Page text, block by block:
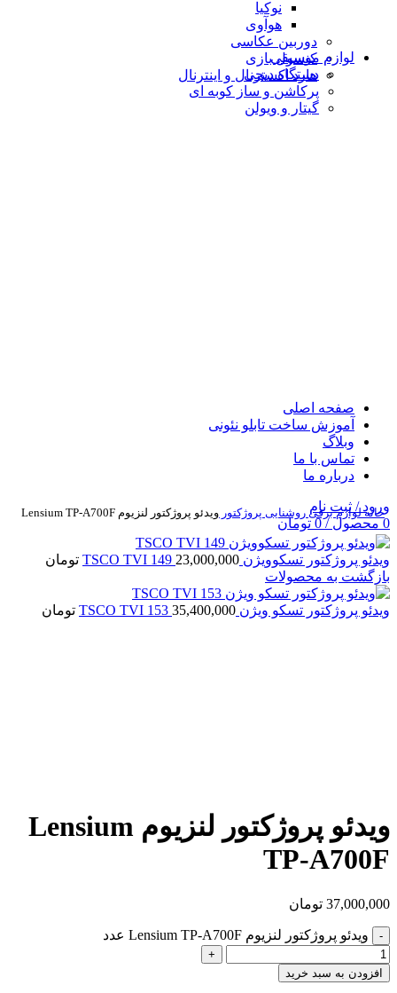
نوکیا
هوآوی
دوربین عکاسی
کنسول بازی
هارد اکسترنال و اینترنال
لوازم موسیقی
دستگاه دیجى
پرکاشن و ساز کوبه ای
گیتار و ویولن
صفحه اصلی
آموزش ساخت تابلو نئونی
وبلاگ
تماس با ما
درباره ما
ورود / ثبت نام
0 محصول /
0 تومان
خانهلوازم برقی روشنایی پروژكتور ویدئو پروژکتور لنزیوم Lensium TP-A700F
ویدئو پروژکتور تسکوویژن TSCO TVI 149 23,000,000
تومان
بازگشت به محصولات
ویدئو پروژکتور تسکو ویژن TSCO TVI 153 35,400,000 تومان
ویدئو پروژکتور لنزیوم Lensium
TP-A700F
37,000,000 تومان
ویدئو پروژکتور لنزیوم Lensium TP-A700F عدد
افزودن به سبد خرید